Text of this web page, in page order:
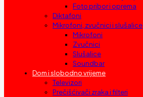
Foto pribor i oprema
Diktafoni
Mikrofoni, zvučnici i slušalice
Mikrofoni
Zvučnici
Slušalice
Soundbar
Dom i slobodno vrijeme
Televizori
Prečišćivači zraka i filteri